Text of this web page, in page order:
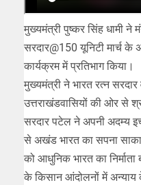
मुख्यमंत्री पुष्कर सिंह धामी ने
सरदार@150 यूनिटी मार्च के
कार्यक्रम में प्रतिभाग किया।
मुख्यमंत्री ने भारत रत्न
उत्तराखंडवासियों की ओर से
सरदार पटेल ने अपनी अदम्य
से अखंड भारत का सपना
को आधुनिक भारत का
के किसान आंदोलनों में अन्याय